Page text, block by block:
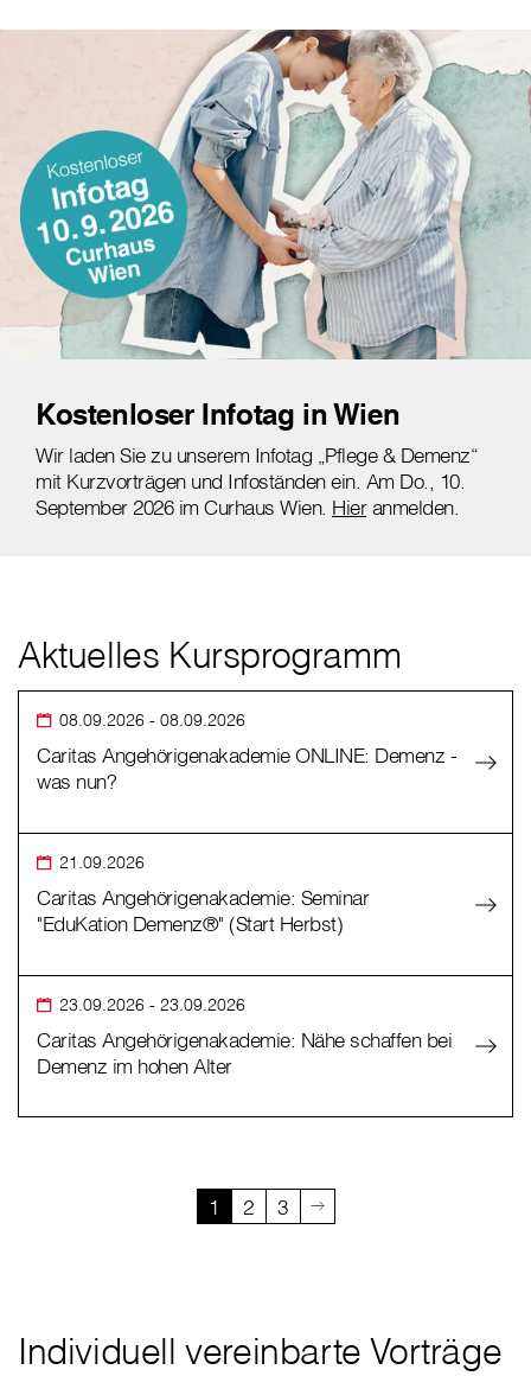
Kostenloser Infotag in Wien
Wir laden Sie zu unserem Infotag „Pflege & Demenz“
mit Kurzvorträgen und Infoständen ein. Am Do., 10.
September 2026 im Curhaus Wien. Hieranmelden.
Aktuelles Kursprogramm
08.09.2026 - 08.09.2026
Caritas Angehörigenakademie ONLINE: Demenz -
was nun?
21.09.2026
Caritas Angehörigenakademie: Seminar
"EduKation Demenz®" (Start Herbst)
23.09.2026 - 23.09.2026
Caritas Angehörigenakademie: Nähe schaffen bei
Demenz im hohen Alter
1 2 3
Individuell vereinbarte Vorträge